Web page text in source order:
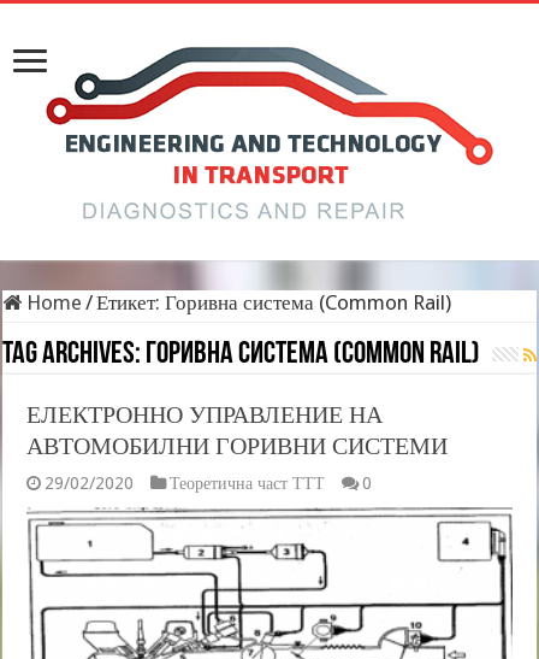
Home /Етикет:Горивна система (Common Rail)
Tag Archives: Горивна система (Common Rail)
ЕЛЕКТРОННО УПРАВЛЕНИЕ НА
АВТОМОБИЛНИ ГОРИВНИ СИСТЕМИ
29/02/2020 Теоретична част ТТТ 0